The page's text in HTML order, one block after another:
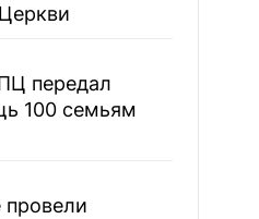
передал
100 семьям
провели